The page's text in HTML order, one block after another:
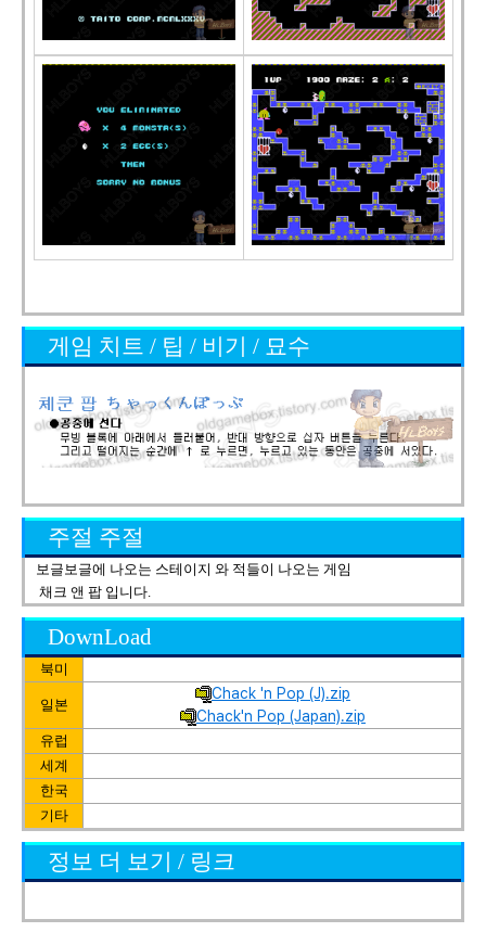
게임 치트 / 팁 / 비기 / 묘수
주절 주절
보글보글에 나오는 스테이지 와 적들이 나오는 게임
채크 앤 팝 입니다.
DownLoad
북미
일본
Chack 'n Pop (J).zip
Chack'n Pop (Japan).zip
유럽
세계
한국
기타
정보 더 보기 / 링크